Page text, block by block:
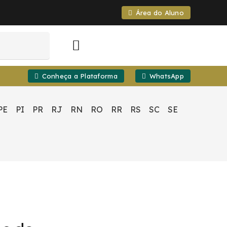
Área do Aluno
Conheça a Plataforma WhatsApp
PI PR RJ RN RO RR RS SC
SE